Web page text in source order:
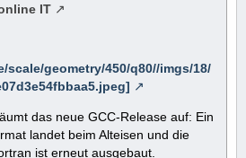
IT
scale/geometry/450/q80//imgs/18/
das neue GCC-Release auf: Ein
landet beim Alteisen und die
ist erneut ausgebaut.